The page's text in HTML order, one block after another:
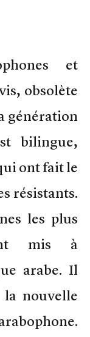
et
obsolète
génération
bilingue,
ont fait le
résistants.
les plus
mis à
arabe. Il
la nouvelle